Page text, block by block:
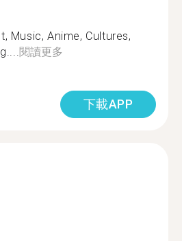
Music, Anime, Cultures,
閱讀更多
下載APP